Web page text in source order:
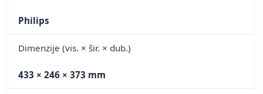
Philips
Dimenzije (vis. × šir. × dub.)
433 × 246 × 373 mm